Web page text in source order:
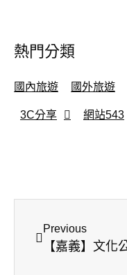
熱門分類
國內旅遊 國外旅遊
3C分享 網站543
Previous